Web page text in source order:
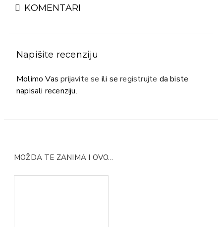
KOMENTARI
Napišite recenziju
Molimo Vasprijavite se ili seregistrujte da biste
napisali recenziju.
MOŽDA TE ZANIMA I OVO...